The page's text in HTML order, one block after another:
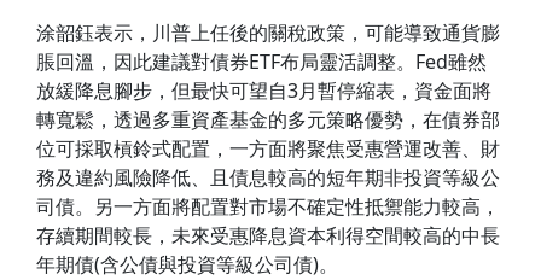
涂韶鈺表示，川普上任後的關稅政策，可能導致通貨膨
脹回溫，因此建議對債券ETF布局靈活調整。Fed雖然
放緩降息腳步，但最快可望自3月暫停縮表，資金面將
轉寬鬆，透過多重資產基金的多元策略優勢，在債券部
位可採取槓鈴式配置，一方面將聚焦受惠營運改善、財
務及違約風險降低、且債息較高的短年期非投資等級公
司債。另一方面將配置對市場不確定性抵禦能力較高，
存續期間較長，未來受惠降息資本利得空間較高的中長
年期債(含公債與投資等級公司債)。